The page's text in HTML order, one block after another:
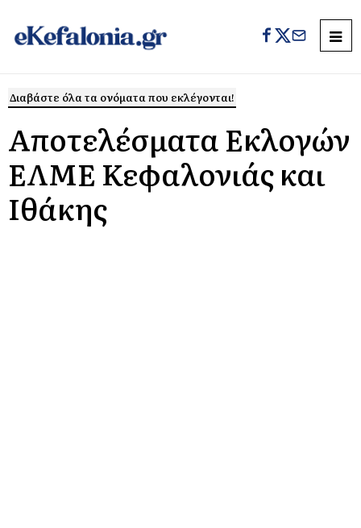
Διαβάστε όλα τα ονόματα που εκλέγονται!
Αποτελέσματα Εκλογών
ΕΛΜΕ Κεφαλονιάς και
Ιθάκης